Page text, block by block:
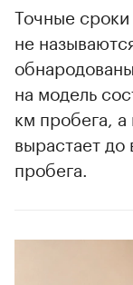
Точные
не
на модель
км пробега,
вырастает до
пробега.